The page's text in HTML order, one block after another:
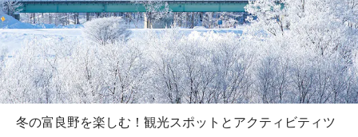
冬の富良野を楽しむ！観光スポットとアクティビティツ